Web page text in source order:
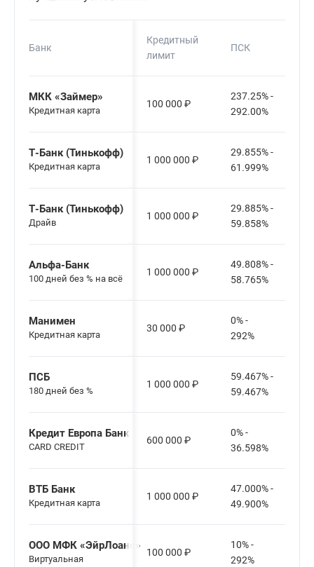
Банк
Кредитный
лимит
ПСК
МКК «Займер»
Кредитная карта
100 000 ₽
237.25% -
292.00%
Т-Банк (Тинькофф)
Кредитная карта
1 000 000 ₽
29.855% -
61.999%
Т-Банк (Тинькофф)
Драйв
1 000 000 ₽
29.885% -
59.858%
Альфа-Банк
100 дней без % на всё
1 000 000 ₽
49.808% -
58.765%
Манимен
Кредитная карта
30 000 ₽
0% -
292%
ПСБ
180 дней без %
1 000 000 ₽
59.467% -
59.467%
Кредит Европа Банк
CARD CREDIT
600 000 ₽
0% -
36.598%
ВТБ Банк
Кредитная карта
1 000 000 ₽
47.000% -
49.900%
ООО МФК «ЭйрЛоанс»
Виртуальная
100 000 ₽
10% -
292%